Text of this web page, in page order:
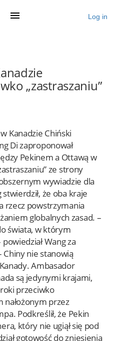
Log in
„zastraszaniu”
Kanadzie Chiński
Di zaproponował
Pekinem a Ottawą w
ze strony
wywiadzie dla
stwierdził, że oba kraje
rzecz powstrzymania
globalnych zasad. –
świata, w którym
Wang za
Chiny nie stanowią
Ambasador
są jedynymi krajami,
przeciwko
nałożonym przez
Podkreślił, że Pekin
który nie ugiął się pod
gotowość do zniesienia